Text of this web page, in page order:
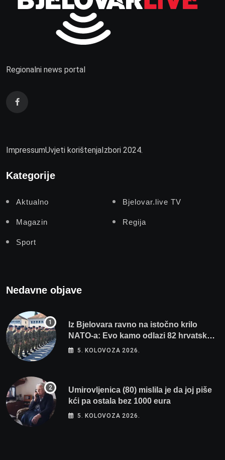
Regionalni news portal
ImpressumUvjeti korištenjaIzbori 2024.
Kategorije
Aktualno Bjelovar.live TV
Magazin Regija
Sport
Nedavne objave
Iz Bjelovara ravno na istočno krilo
NATO-a: Evo kamo odlazi 82 hrvatska
vojnika i 6 vojnikinja
5. KOLOVOZA 2026.
Umirovljenica (80) mislila je da joj piše
kći pa ostala bez 1000 eura
5. KOLOVOZA 2026.